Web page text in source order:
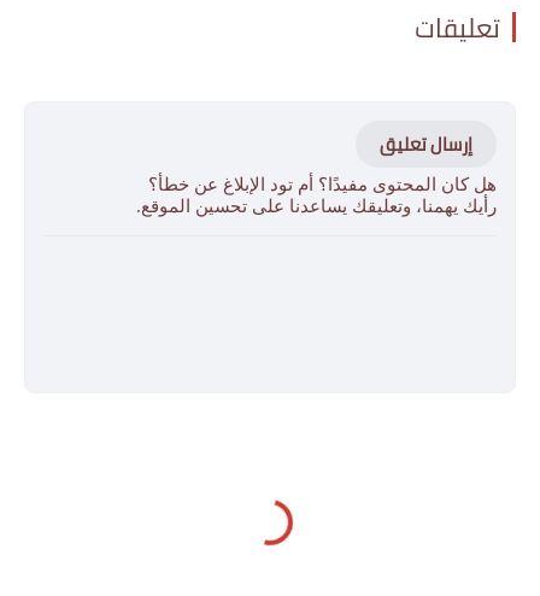
تعليقات
إرسال تعليق
هل كان المحتوى مفيدًا؟ أم تود الإبلاغ عن خطأ؟
رأيك يهمنا، وتعليقك يساعدنا على تحسين الموقع.